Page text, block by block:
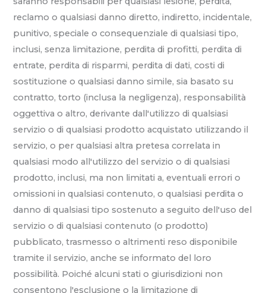
reclamo o qualsiasi danno diretto, indiretto, incidentale,
punitivo, speciale o consequenziale di qualsiasi tipo,
inclusi, senza limitazione, perdita di profitti, perdita di
entrate, perdita di risparmi, perdita di dati, costi di
sostituzione o qualsiasi danno simile, sia basato su
contratto, torto (inclusa la negligenza), responsabilità
oggettiva o altro, derivante dall'utilizzo di qualsiasi
servizio o di qualsiasi prodotto acquistato utilizzando il
servizio, o per qualsiasi altra pretesa correlata in
qualsiasi modo all'utilizzo del servizio o di qualsiasi
prodotto, inclusi, ma non limitati a, eventuali errori o
omissioni in qualsiasi contenuto, o qualsiasi perdita o
danno di qualsiasi tipo sostenuto a seguito dell'uso del
servizio o di qualsiasi contenuto (o prodotto)
pubblicato, trasmesso o altrimenti reso disponibile
tramite il servizio, anche se informato del loro
possibilità. Poiché alcuni stati o giurisdizioni non
consentono l'esclusione o la limitazione di